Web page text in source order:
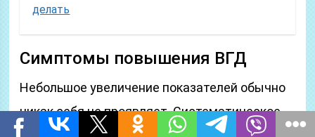
делать
Симптомы повышения ВГД
Небольшое увеличение показателей обычно
никак себя не проявляет. Систематическое